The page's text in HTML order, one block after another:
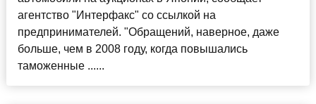
агентство "Интерфакс" со ссылкой на
предпринимателей. "Обращений, наверное, даже
больше, чем в 2008 году, когда повышались
таможенные ......